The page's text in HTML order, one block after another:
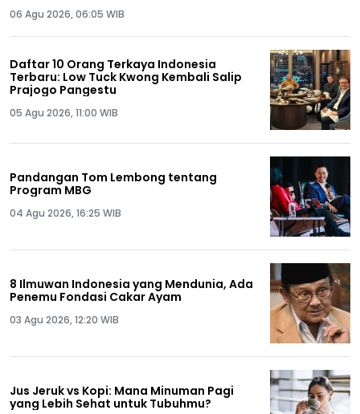
06 Agu 2026, 06:05 WIB
Daftar 10 Orang Terkaya Indonesia
Terbaru: Low Tuck Kwong Kembali Salip
Prajogo Pangestu
05 Agu 2026, 11:00 WIB
Pandangan Tom Lembong tentang
Program MBG
04 Agu 2026, 16:25 WIB
8 Ilmuwan Indonesia yang Mendunia, Ada
Penemu Fondasi Cakar Ayam
03 Agu 2026, 12:20 WIB
Jus Jeruk vs Kopi: Mana Minuman Pagi
yang Lebih Sehat untuk Tubuhmu?